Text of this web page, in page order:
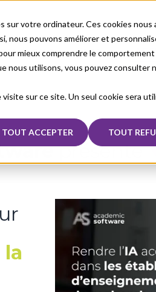
votre ordinateur. Ces cookies nous
nous pouvons améliorer et
mieux comprendre le comportement
nous utilisons, vous pouvez consulter
sur ce site. Un seul cookie sera
TOUT ACCEPTER TOUT
de nous Sales
présente
la